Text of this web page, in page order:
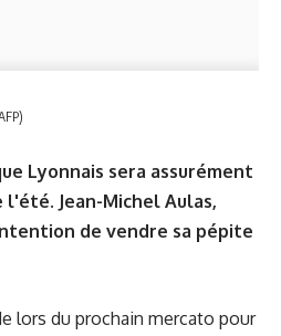
Lyonnais sera assurément
Jean-Michel Aulas,
de vendre sa pépite
lors du prochain mercato pour